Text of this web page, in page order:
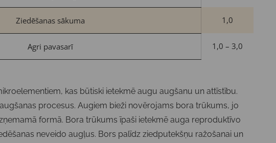
Ziedēšanas sākuma 1,0
Agri pavasarī 1,0 – 3,0
kas būtiski ietekmē augu augšanu un attīstību.
procesus. Augiem bieži novērojams bora trūkums, jo
formā. Bora trūkums īpaši ietekmē auga reproduktīvo
neveido augļus. Bors palīdz ziedputekšņu ražošanai un